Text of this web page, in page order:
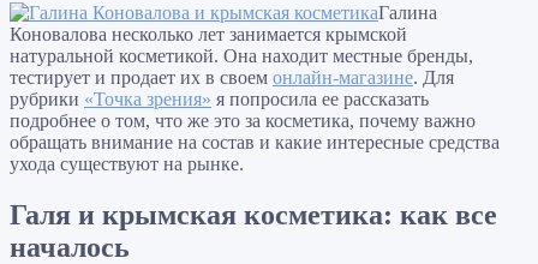
Галина
Коновалова несколько лет занимается крымской
натуральной косметикой. Она находит местные бренды,
тестирует и продает их в своем онлайн-магазине. Для
рубрики «Точка зрения» я попросила ее рассказать
подробнее о том, что же это за косметика, почему важно
обращать внимание на состав и какие интересные средства
ухода существуют на рынке.
Галя и крымская косметика: как все
началось